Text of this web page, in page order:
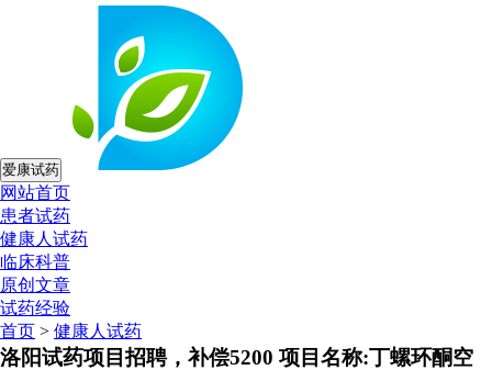
爱康试药
网站首页
患者试药
健康人试药
临床科普
原创文章
试药经验
首页 > 健康人试药
洛阳试药项目招聘，补偿5200 项目名称:丁螺环酮空